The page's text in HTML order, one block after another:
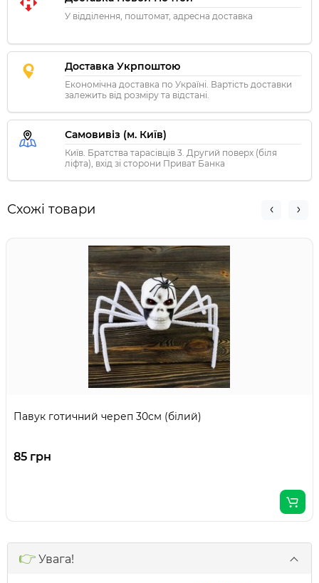
У відділення, поштомат, адресна доставка
Доставка Укрпоштою
Економічна доставка по Україні. Вартість доставки
залежить від розміру та відстані.
Самовивіз (м. Київ)
Київ. Братства тарасівців 3. Другий поверх (біля
ліфта), вхід зі сторони Приват Банка
Схожі товари
Павук готичний череп 30см (білий)
85 грн
👉 Увага!